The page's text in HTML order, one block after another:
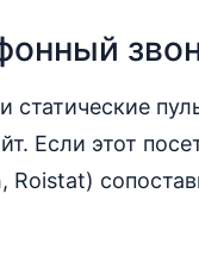
статические
Если этот